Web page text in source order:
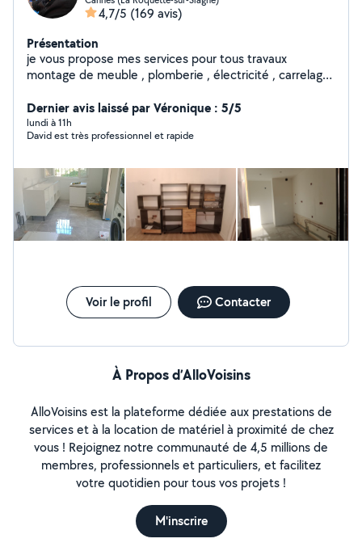
4,7/5 (169 avis)
Présentation
je vous propose mes services pour tous travaux
montage de meuble , plomberie , électricité , carrelage
cuisine, store et volet roulant porte de garage et
d'autres interventions. Ayant été directeur technique de
palace pendant plusieurs années , j intervient sur toutes
propre et ponctuel
Dernier avis laissé par Véronique : 5/5
lundi à 11h
David est très professionnel et rapide
Voir le profil Contacter
À Propos d’AlloVoisins
AlloVoisins est la plateforme dédiée aux prestations de
services et à la location de matériel à proximité de chez
vous ! Rejoignez notre communauté de 4,5 millions de
membres, professionnels et particuliers, et facilitez
votre quotidien pour tous vos projets !
M'inscrire